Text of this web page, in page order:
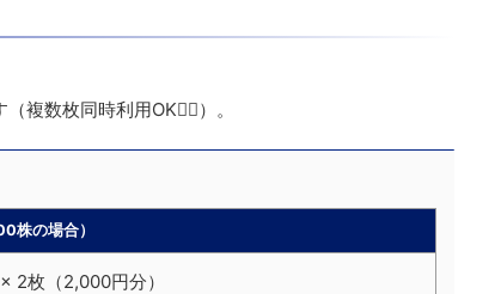
複数枚同時利用OK🙆‍♂️）。
株の場合）
2枚（2,000円分）